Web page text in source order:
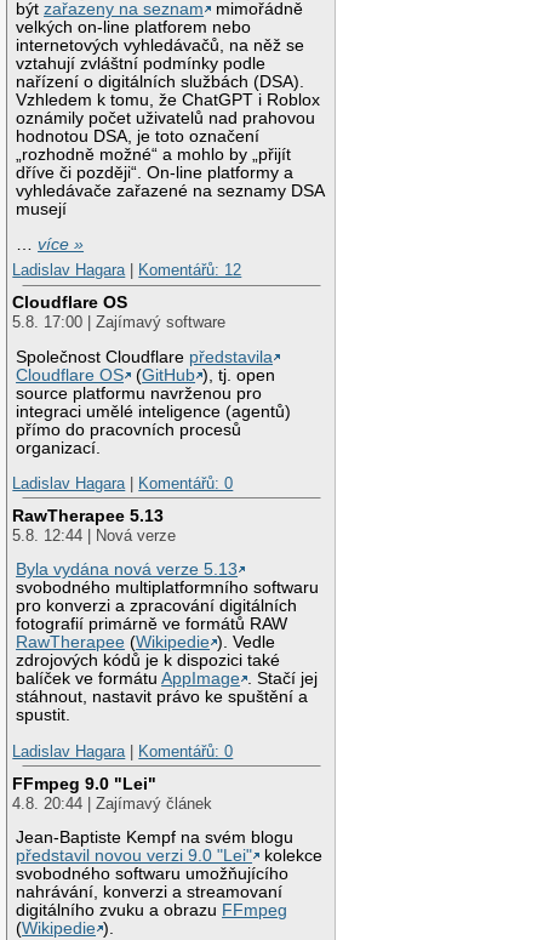
býtzařazeny na seznam
mimořádně
velkých on-line platforem nebo
internetových vyhledávačů, na něž se
vztahují zvláštní podmínky podle
nařízení o digitálních službách (DSA).
Vzhledem k tomu, že ChatGPT i Roblox
oznámily počet uživatelů nad prahovou
hodnotou DSA, je toto označení
„rozhodně možné“ a mohlo by „přijít
dříve či později“. On-line platformy a
vyhledávače zařazené na seznamy DSA
musejí
…více »
Ladislav Hagara| Komentářů: 12
Cloudflare OS
5.8. 17:00 | Zajímavý software
Společnost Cloudflare představila
Cloudflare OS
(GitHub ), tj. open
source platformu navrženou pro
integraci umělé inteligence (agentů)
přímo do pracovních procesů
organizací.
Ladislav Hagara| Komentářů: 0
RawTherapee 5.13
5.8. 12:44 | Nová verze
Byla vydána nová verze 5.13
svobodného multiplatformního softwaru
pro konverzi a zpracování digitálních
fotografií primárně ve formátů RAW
RawTherapee (Wikipedie ). Vedle
zdrojových kódů je k dispozici také
balíček ve formátuAppImage . Stačí jej
stáhnout, nastavit právo ke spuštění a
spustit.
Ladislav Hagara| Komentářů: 0
FFmpeg 9.0 "Lei"
4.8. 20:44 | Zajímavý článek
Jean-Baptiste Kempf na svém blogu
představil novou verzi 9.0 "Lei"
kolekce
svobodného softwaru umožňujícího
nahrávání, konverzi a streamovaní
digitálního zvuku a obrazu FFmpeg
(Wikipedie ).